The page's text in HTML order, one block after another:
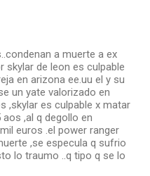
a muerte a ex
skylar de leon es culpable
en arizona ee.uu el y su
un yate valorizado en
,skylar es culpable x matar
,al q degollo en
euros .el power ranger
,se especula q sufrio
lo traumo ..q tipo q se lo